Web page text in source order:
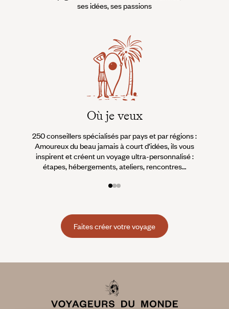
fixer une image nette des
ses idées, ses passions
Où je veux
250 conseillers spécialisés par pays et par régions :
Amoureux du beau jamais à court d’idées, ils vous
inspirent et créent un voyage ultra-personnalisé :
étapes, hébergements, ateliers, rencontres…
Faites créer votre voyage